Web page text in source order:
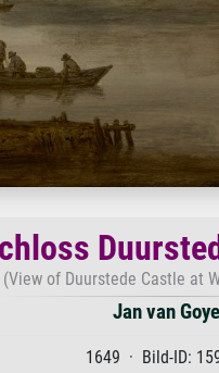
(View of Duurstede Castle at
Jan van
1649 · Bild-ID: